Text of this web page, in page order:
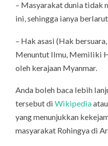
– Masyarakat dunia tidak
ini, sehingga ianya
– Hak asasi (Hak
Menuntut Ilmu, Memiliki
oleh kerajaan Myanmar.
Anda boleh baca lebih
tersebut diWikipedia
yang menunjukkan
masyarakat Rohingya di